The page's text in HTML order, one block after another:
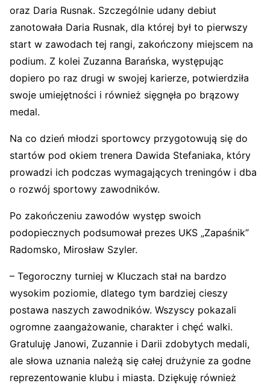
oraz Daria Rusnak. Szczególnie udany debiut
zanotowała Daria Rusnak, dla której był to pierwszy
start w zawodach tej rangi, zakończony miejscem na
podium. Z kolei Zuzanna Barańska, występując
dopiero po raz drugi w swojej karierze, potwierdziła
swoje umiejętności i również sięgnęła po brązowy
medal.
Na co dzień młodzi sportowcy przygotowują się do
startów pod okiem trenera Dawida Stefaniaka, który
prowadzi ich podczas wymagających treningów i dba
o rozwój sportowy zawodników.
Po zakończeniu zawodów występ swoich
podopiecznych podsumował prezes UKS „Zapaśnik”
Radomsko, Mirosław Szyler.
– Tegoroczny turniej w Kluczach stał na bardzo
wysokim poziomie, dlatego tym bardziej cieszy
postawa naszych zawodników. Wszyscy pokazali
ogromne zaangażowanie, charakter i chęć walki.
Gratuluję Janowi, Zuzannie i Darii zdobytych medali,
ale słowa uznania należą się całej drużynie za godne
reprezentowanie klubu i miasta. Dziękuję również